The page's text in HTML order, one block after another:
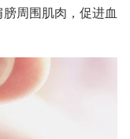
周围肌肉，促进血